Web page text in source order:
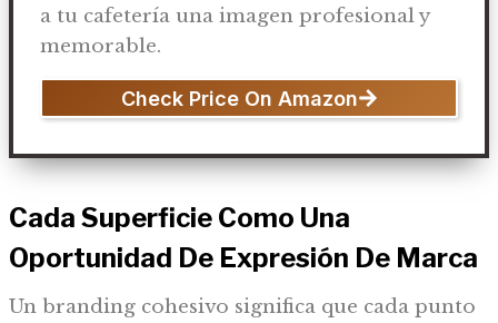
a tu cafetería una imagen profesional y
memorable.
Check Price On Amazon
Cada Superficie Como Una
Oportunidad De Expresión De Marca
Un branding cohesivo significa que cada punto